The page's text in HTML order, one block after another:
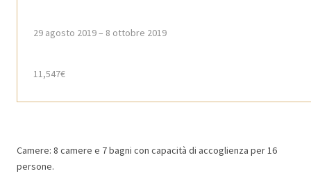
29 agosto 2019 – 8 ottobre 2019
11,547€
Camere: 8 camere e 7 bagni con capacità di accoglienza per 16
persone.